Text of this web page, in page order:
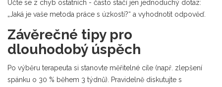
Učte se z chyb ostatních - často stačí jen jednoduchý dotaz:
„Jaká je vaše metoda práce s úzkostí?“ a vyhodnotit odpověď.
Závěrečné tipy pro
dlouhodobý úspěch
Po výběru terapeuta si stanovte měřitelné cíle (např. zlepšení
spánku o 30 % během 3 týdnů). Pravidelně diskutujte s